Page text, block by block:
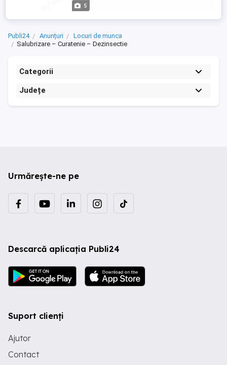
5
Publi24 Anunțuri
Locuri de munca
Salubrizare – Curatenie – Dezinsectie
Categorii
Județe
Urmărește-ne pe
Descarcă aplicația Publi24
Suport clienți
Ajutor
Contact